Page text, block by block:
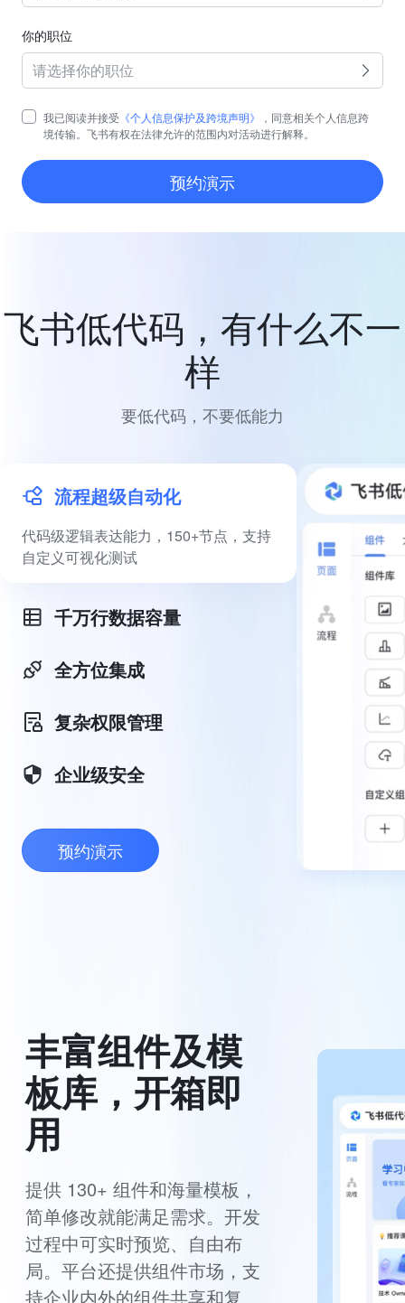
你的职位
请选择你的职位
我已阅读并接受 《个人信息保护及跨境声明》
，同意相关个人信息跨
境传输。飞书有权在法律允许的范围内对活动进行解释。
预约演示
飞书低代码，有什么不一
样
要低代码，不要低能力
流程超级自动化
代码级逻辑表达能力，150+节点，支持
自定义可视化测试
千万行数据容量
全方位集成
复杂权限管理
企业级安全
预约演示
丰富组件及模
板库，开箱即
用
提供 130+ 组件和海量模板，
简单修改就能满足需求。开发
过程中可实时预览、自由布
局。平台还提供组件市场，支
持企业内外的组件共享和复